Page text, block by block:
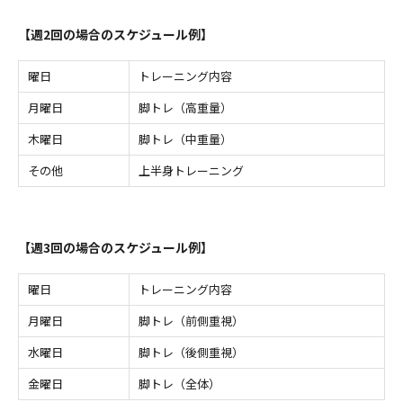
【週2回の場合のスケジュール例】
曜日
トレーニング内容
月曜日
脚トレ（高重量）
木曜日
脚トレ（中重量）
その他
上半身トレーニング
【週3回の場合のスケジュール例】
曜日
トレーニング内容
月曜日
脚トレ（前側重視）
水曜日
脚トレ（後側重視）
金曜日
脚トレ（全体）